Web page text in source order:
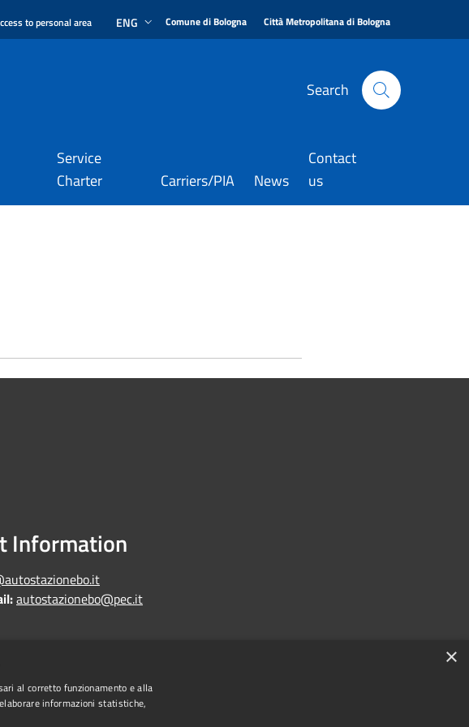
to personal area ENG Comune di Bologna Città Metropolitana di Bologna
Search
Service
Charter
Carriers/PIA News
Contact
us
Information
autostazionebo@pec.it
© 2026 • Autostazione di Bologna • Powered by
×
al corretto funzionamento e alla
informazioni statistiche,